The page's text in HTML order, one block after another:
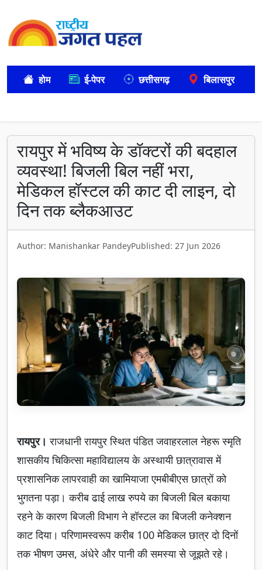
होम ई-पेपर छत्तीसगढ़ बिलासपुर
रायपुर में भविष्य के डॉक्टरों की बदहाल
व्यवस्था! बिजली बिल नहीं भरा,
मेडिकल हॉस्टल की काट दी लाइन, दो
दिन तक ब्लैकआउट
Author: Manishankar PandeyPublished: 27 Jun 2026
रायपुर।राजधानी रायपुर स्थित पंडित जवाहरलाल नेहरू स्मृति
शासकीय चिकित्सा महाविद्यालय के अस्थायी छात्रावास में
प्रशासनिक लापरवाही का खामियाजा एमबीबीएस छात्रों को
भुगतना पड़ा। करीब ढाई लाख रुपये का बिजली बिल बकाया
रहने के कारण बिजली विभाग ने हॉस्टल का बिजली कनेक्शन
काट दिया। परिणामस्वरूप करीब 100 मेडिकल छात्र दो दिनों
तक भीषण उमस, अंधेरे और पानी की समस्या से जूझते रहे।